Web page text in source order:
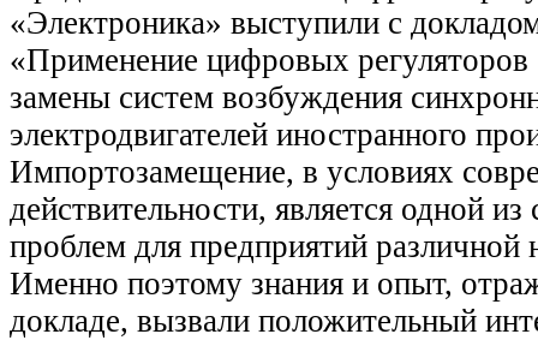
«Электроника» выступили с
«Применение цифровых регуляторов
замены систем возбуждения
электродвигателей иностранного
Импортозамещение, в условиях
действительности, является одной
проблем для предприятий различной
Именно поэтому знания и опыт,
докладе, вызвали положительный